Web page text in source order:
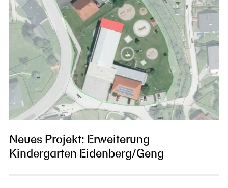
Neues Projekt: Erweiterung
Kindergarten Eidenberg/Geng